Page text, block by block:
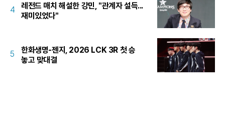
4
레전드 매치 해설한 강민, "관계자 설득...
재미있었다"
5
한화생명-젠지, 2026 LCK 3R 첫 승
놓고 맞대결